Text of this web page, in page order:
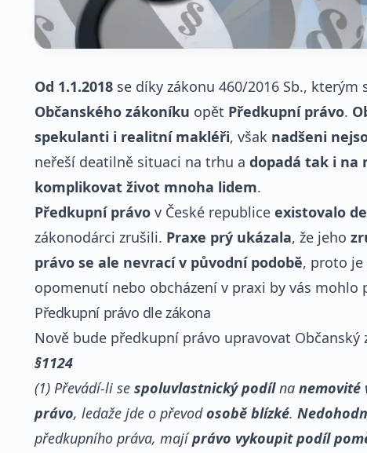
Od 1.1.2018 se díky zákonu 460/2016 Sb., kterým
Občanského zákoníku opět Předkupní právo.
spekulanti i realitní makléři, však nadšeni
neřeší deatilně situaci na trhu a dopadá tak i na
komplikovat život mnoha lidem.
Předkupní právo v České republice existovalo
zákonodárci zrušili. Praxe prý ukázala, že jeho
právo se ale nevrací v původní podobě, proto je
opomenutí nebo obcházení v praxi by vás mohlo
Předkupní právo dle zákona
Nově bude předkupní právo upravovat Občanský
§1124
(1) Převádí-li se spoluvlastnický podílna nemovité
právo, ledaže jde o převodosobě blízké.
předkupního práva, majíprávo vykoupit podíl